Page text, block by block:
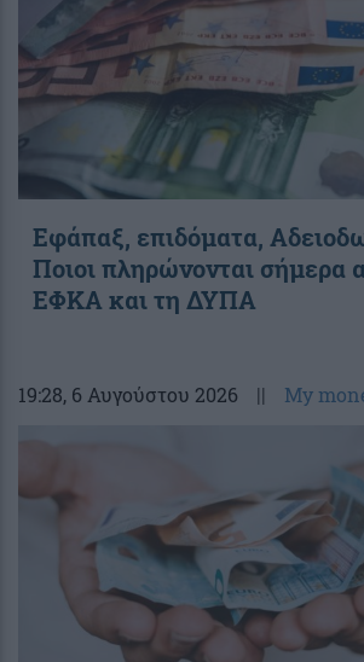
Εφάπαξ, επιδόματα,
Ποιοι πληρώνονται σήμερα
ΕΦΚΑ και τη ΔΥΠΑ
19:28, 6 Αυγούστου 2026 || My